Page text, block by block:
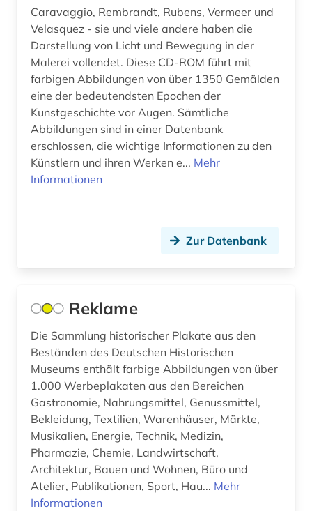
auschwitz-prozess (1)
ausgrabung (2)
aussprache (2)
ausstellung (4)
ausstellungskatalog (1)
australien (3)
autobiografische literatur (2)
außenhandel (2)
bad reichenhall (1)
ballangen (1)
ballett (1)
baltikum (1)
banknote (1)
Saarland (1)
Sachsen (5)
Sachsen-Anhalt (4)
Schleswig-Holstein (4)
Schweden (82)
Schweiz (22)
Serbien (4)
Slowenien (1)
Spanien (8)
Suedasien (2)
Suedostasien (1)
Thueringen (6)
Tschechische Republik (5)
Tuerkei (3)
Caravaggio, Rembrandt, Rubens, Vermeer und
Velasquez - sie und viele andere haben die
Darstellung von Licht und Bewegung in der
Malerei vollendet. Diese CD-ROM führt mit
farbigen Abbildungen von über 1350 Gemälden
eine der bedeutendsten Epochen der
Kunstgeschichte vor Augen. Sämtliche
Abbildungen sind in einer Datenbank
erschlossen, die wichtige Informationen zu den
Künstlern und ihren Werken e... Mehr
Informationen
Zur Datenbank
Reklame
Die Sammlung historischer Plakate aus den
Beständen des Deutschen Historischen
Museums enthält farbige Abbildungen von über
1.000 Werbeplakaten aus den Bereichen
Gastronomie, Nahrungsmittel, Genussmittel,
Bekleidung, Textilien, Warenhäuser, Märkte,
Musikalien, Energie, Technik, Medizin,
Pharmazie, Chemie, Landwirtschaft,
Architektur, Bauen und Wohnen, Büro und
Atelier, Publikationen, Sport, Hau... Mehr
Informationen